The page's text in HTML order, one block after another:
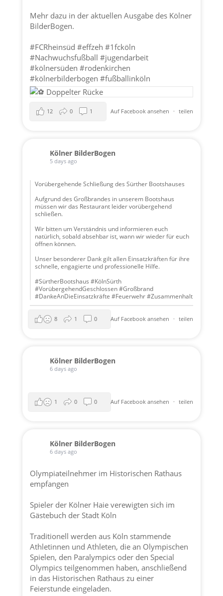
Mehr dazu in der aktuellen Ausgabe des Kölner
BilderBogen.
#FCRheinsüd #effzeh #1fcköln
#Nachwuchsfußball #jugendarbeit
#kölnersüden #rodenkirchen
#kölnerbilderbogen #fußballinköln
Auf Facebook ansehen · teilen
12 0 1
Kölner BilderBogen
5 days ago
Vorübergehende Schließung des Sürther Bootshauses
Aufgrund des Großbrandes in unserem Bootshaus
müssen wir das Restaurant leider vorübergehend
schließen.
Wir bitten um Verständnis und informieren euch
natürlich, sobald absehbar ist, wann wir wieder für euch
öffnen können.
Unser besonderer Dank gilt allen Einsatzkräften für ihre
schnelle, engagierte und professionelle Hilfe.
#SürtherBootshaus #KölnSürth
#VorübergehendGeschlossen #Großbrand
#DankeAnDieEinsatzkräfte #Feuerwehr #Zusammenhalt
Auf Facebook ansehen · teilen
8 1 0
Kölner BilderBogen
6 days ago
Auf Facebook ansehen · teilen
1 0 0
Kölner BilderBogen
6 days ago
Olympiateilnehmer im Historischen Rathaus
empfangen
Spieler der Kölner Haieverewigten sich im
Gästebuch der Stadt Köln
Traditionell werden aus Köln stammende
Athletinnen und Athleten, die an Olympischen
Spielen, den Paralympics oder den Special
Olympics teilgenommen haben, anschließend
in das Historischen Rathaus zu einer
Feierstunde eingeladen.